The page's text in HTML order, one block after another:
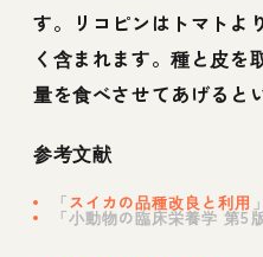
す。リコピンはトマトよ
く含まれます。種と皮を
量を食べさせてあげると
参考文献
「スイカの品種改良と利用
「小動物の臨床栄養学 第5